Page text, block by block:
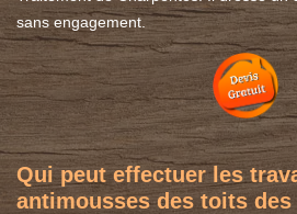
sans engagement.
Qui peut effectuer les
antimousses des toits